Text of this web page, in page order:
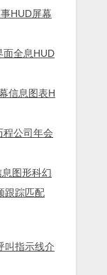
HUD屏幕
面全息HUD
信息图表H
程公司年会
图形科幻
跟踪匹配
叫指示线介